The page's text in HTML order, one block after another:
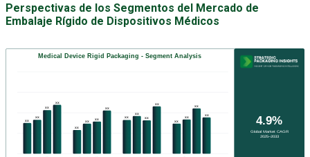
Perspectivas de los Segmentos del Mercado de
Embalaje Rígido de Dispositivos Médicos